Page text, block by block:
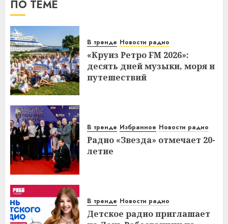
ПО ТЕМЕ
В тренде Новости радио
«Круиз Ретро FM 2026»:
десять дней музыки, моря и
путешествий
В тренде Избранное Новости радио
Радио «Звезда» отмечает 20-
летие
В тренде Новости радио
Детское радио приглашает